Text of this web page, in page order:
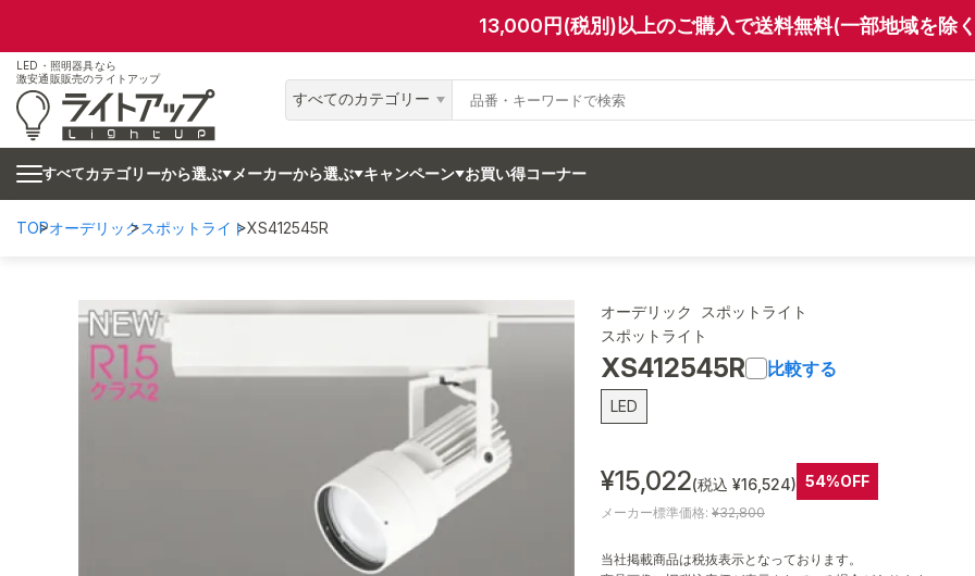
13,000円(税別)以上のご購入で送料無料(一部地域を除
LED・照明器具なら
激安通販販売のライトアップ
すべてのカテゴリー
すべてカテゴリーから選ぶ メーカーから選ぶ キャンペーン お買い得コーナー
TOPオーデリックスポットライトXS412545R
オーデリック スポットライト
スポットライト
XS412545R 比較する
LED
¥15,022(税込 ¥16,524) 54%OFF
メーカー標準価格: ¥32,800
当社掲載商品は税抜表示となっております。